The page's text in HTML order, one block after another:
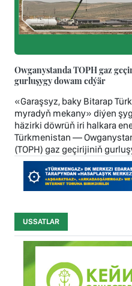
Owganystanda TOPH gaz
gurluşygy dowam edýär
«Garaşsyz, baky Bitarap
myradyň mekany» diýen
häzirki döwrüň iri halkara
Türkmenistan —
(TOPH) gaz geçirijiniň
USSATLAR